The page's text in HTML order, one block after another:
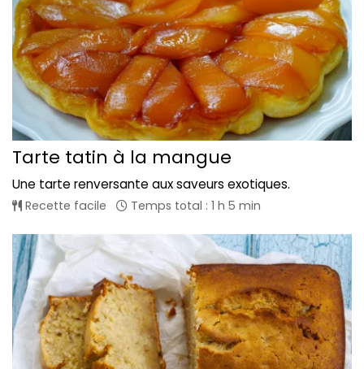
Tarte tatin à la mangue
Une tarte renversante aux saveurs exotiques.
Recette facile Temps total : 1 h 5 min